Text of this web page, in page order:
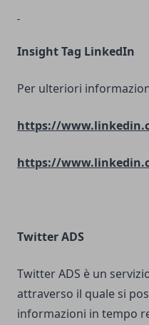
Insight Tag LinkedIn
Per ulteriori
https://
https://
Twitter ADS
Twitter ADS è un
attraverso il quale si
informazioni in tempo